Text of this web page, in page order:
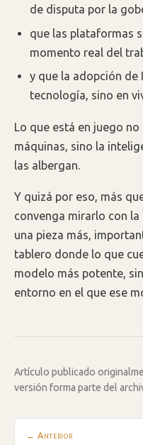
de disputa por la
que las plataformas
momento real del
y que la adopción de
tecnología, sino en
Lo que está en juego
máquinas, sino la
las albergan.
Y quizá por eso, más
convenga mirarlo con
una pieza más,
tablero donde lo que
modelo más potente,
entorno en el que ese
Artículo publicado
versión forma parte del
← Anterior